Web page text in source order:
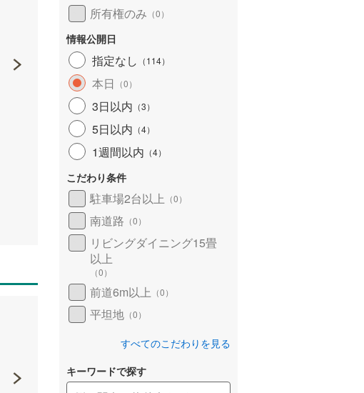
仙台市地下鉄南北線 「泉中
央」駅 バス16分 将監西児童館
2,880万円
未定
前 バス停下車 徒歩4分
所有権のみ （0）
情報公開日
指定なし （114）
本日 （0）
3日以内 （3）
5日以内 （4）
1週間以内 （4）
こだわり条件
駐車場2台以上 （0）
南道路 （0）
リビングダイニング15畳
以上
（0）
前道6m以上 （0）
平坦地 （0）
すべてのこだわりを見る
キーワードで探す